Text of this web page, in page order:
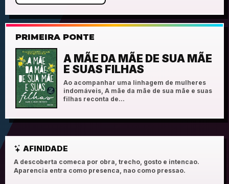
PRIMEIRA PONTE
A MÃE DA MÃE DE SUA MÃE
E SUAS FILHAS
Ao acompanhar uma linhagem de mulheres
indomáveis, A mãe da mãe de sua mãe e suas
filhas reconta de...
AFINIDADE
A descoberta comeca por obra, trecho, gosto e intencao.
Aparencia entra como presenca, nao como pressao.